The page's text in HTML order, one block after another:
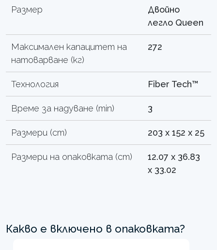
Размер
Двойно
легло Queen
Максимален капацитет на
натоварване (кг)
272
Технология Fiber Tech™
Време за надуване (min) 3
Размери (cm) 203 x 152 x 25
Размери на опаковката (cm)
12.07 x 36.83
x 33.02
Какво е включено в опаковката?